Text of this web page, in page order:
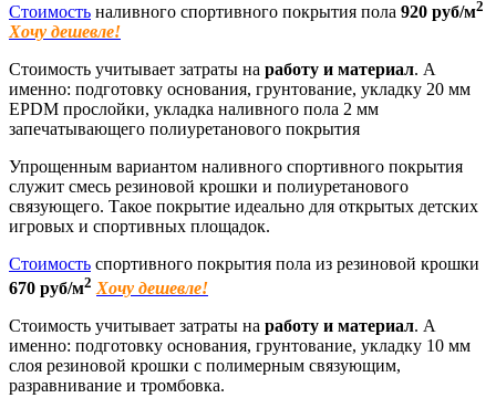
Стоимость наливного спортивного покрытия пола 920 руб/м2
Хочу дешевле!
Стоимость учитывает затраты на работу и материал. А
именно: подготовку основания, грунтование, укладку 20 мм
EPDM прослойки, укладка наливного пола 2 мм
запечатывающего полиуретанового покрытия
Упрощенным вариантом наливного спортивного покрытия
служит смесь резиновой крошки и полиуретанового
связующего. Такое покрытие идеально для открытых детских
игровых и спортивных площадок.
Стоимость спортивного покрытия пола из резиновой крошки
670 руб/м2 Хочу дешевле!
Стоимость учитывает затраты на работу и материал. А
именно: подготовку основания, грунтование, укладку 10 мм
слоя резиновой крошки с полимерным связующим,
разравнивание и тромбовка.